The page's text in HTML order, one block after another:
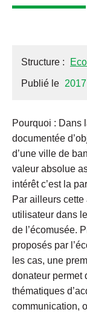
Structure :
Publié le 2017
Pourquoi : Dans
documentée
d’une ville de
valeur absolue
intérêt c’est la
Par ailleurs
utilisateur dans
de l’écomusée.
proposés par
les cas, une
donateur permet
thématiques
communication,